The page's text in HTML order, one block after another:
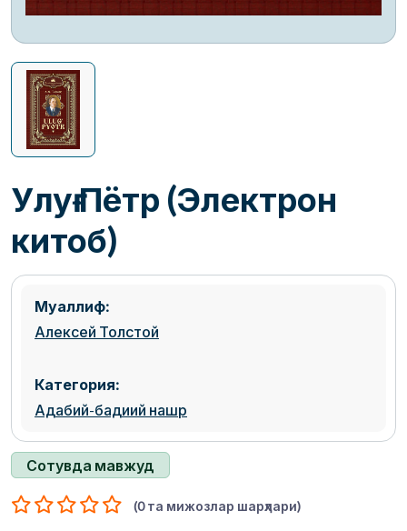
Улуғ Пётр (Электрон
китоб)
Муаллиф:
Алексей Толстой
Категория:
Адабий-бадиий нашр
Сотувда мавжуд
(0 та мижозлар шарҳлари)